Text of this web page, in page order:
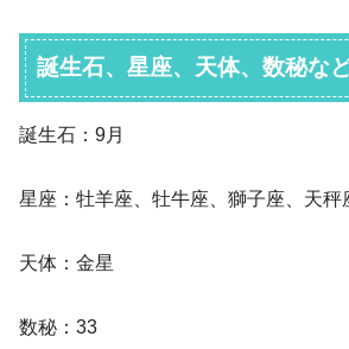
誕生石、星座、天体、数秘な
誕生石：9月
星座：牡羊座、牡牛座、獅子座、天秤
天体：金星
数秘：33